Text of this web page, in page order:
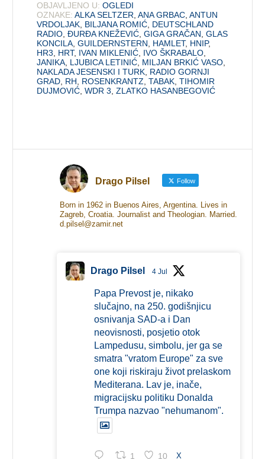
OBJAVLJENO U: OGLEDI
OZNAKE: ALKA SELTZER ,ANA GRBAC ,ANTUN
VRDOLJAK BILJANA ROMIĆ DEUTSCHLAND
RADIO ,ĐURĐA KNEŽEVIĆ ,GIGA GRAČAN ,GLAS
KONCILA ,GUILDERNSTERN HAMLET, HNIP,
HR3
HRT, IVAN MIKLENIĆ IVO ŠKRABALO
JANIKA LJUBICA LETINIĆ MILJAN BRKIĆ VASO
NAKLADA JESENSKI I TURK RADIO GORNJI
GRAD RH ROSENKRANTZ ,TABAK ,TIHOMIR
DUJMOVIĆ ,WDR 3 ,ZLATKO HASANBEGOVIĆ
Drago Pilsel Follow
Born in 1962 in Buenos Aires, Argentina. Lives in
Zagreb, Croatia. Journalist and Theologian. Married.
d.pilsel@zamir.net
Drago Pilsel 4 Jul
Papa Prevost je, nikako
slučajno, na 250. godišnjicu
osnivanja SAD-a i Dan
neovisnosti, posjetio otok
Lampedusu, simbolu, jer ga se
smatra "vratom Europe" za sve
one koji riskiraju život prelaskom
Mediterana. Lav je, inače,
migracijsku politiku Donalda
Trumpa nazvao "nehumanom".
1 10 X